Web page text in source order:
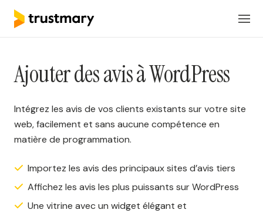
Produits
Solutions
Tarification
Réserver une réunion
FR Connexion
Ajouter des avis à WordPress
Intégrez les avis de vos clients existants sur votre site
web, facilement et sans aucune compétence en
matière de programmation.
Importez les avis des principaux sites d’avis tiers
Affichez les avis les plus puissants sur WordPress
Une vitrine avec un widget élégant et